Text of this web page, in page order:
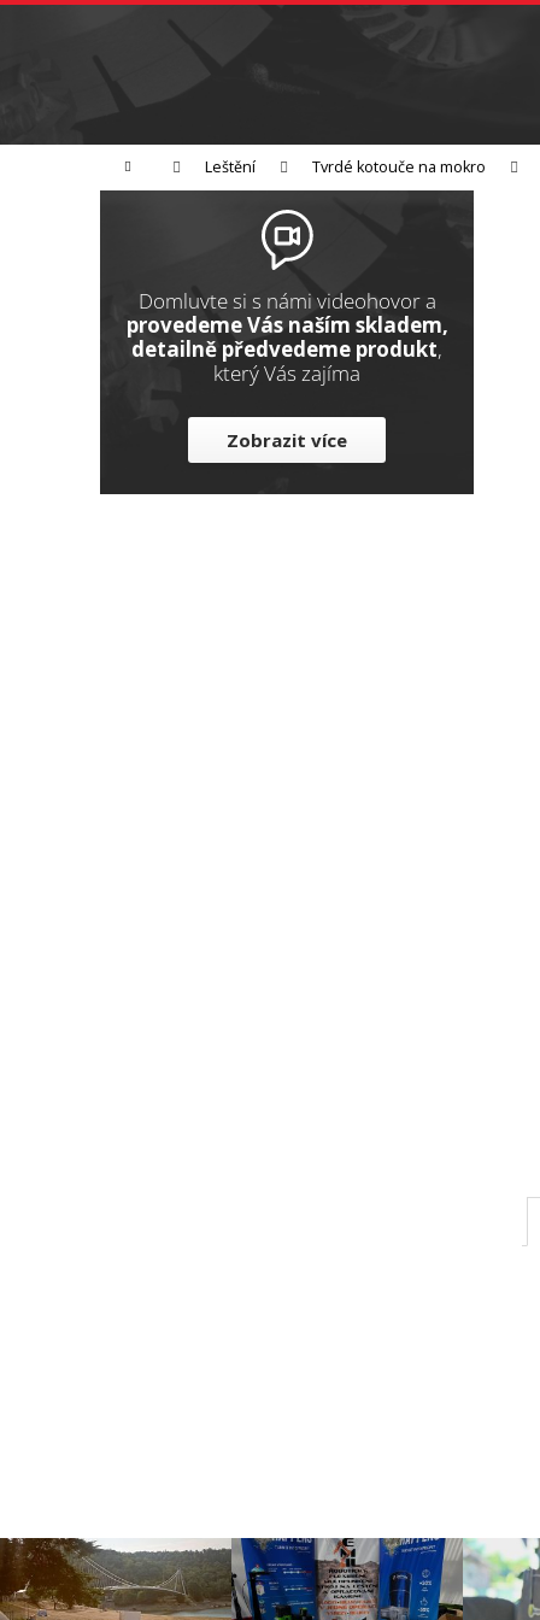
Přejít
Domů Leštění Tvrdé kotouče na mokro
P
p
Domluvte si s námi videohovor a
provedeme Vás naším skladem,
detailně předvedeme produkt,
který Vás zajíma
Zobrazit více
K
k